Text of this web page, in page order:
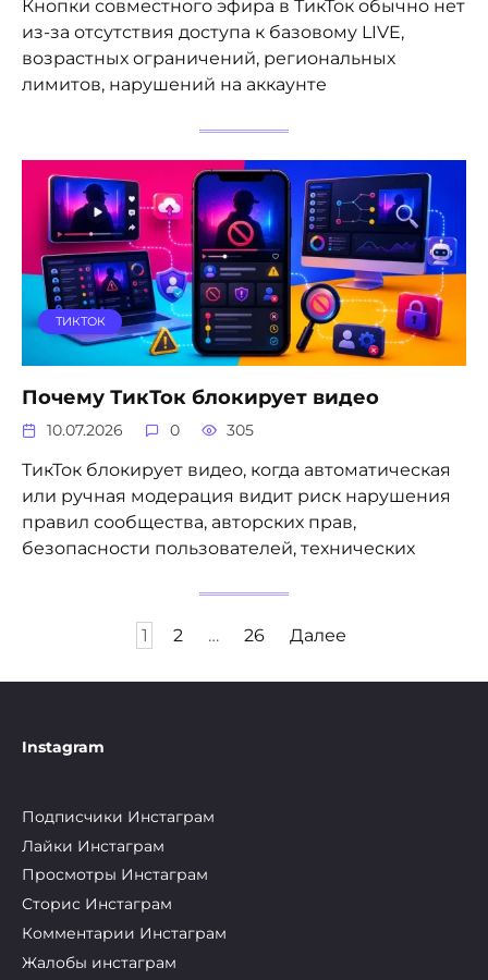
Кнопки совместного эфира в ТикТок обычно нет
из-за отсутствия доступа к базовому LIVE,
возрастных ограничений, региональных
лимитов, нарушений на аккаунте
ТИКТОК
Почему ТикТок блокирует видео
10.07.2026 0 305
ТикТок блокирует видео, когда автоматическая
или ручная модерация видит риск нарушения
правил сообщества, авторских прав,
безопасности пользователей, технических
1 2 … 26 Далее
Instagram
Подписчики Инстаграм
Лайки Инстаграм
Просмотры Инстаграм
Сторис Инстаграм
Комментарии Инстаграм
Жалобы инстаграм